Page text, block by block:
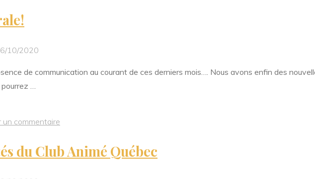
10/2020
de communication au courant de ces derniers mois…. Nous avons enfin des
…
un commentaire
du Club Animé Québec